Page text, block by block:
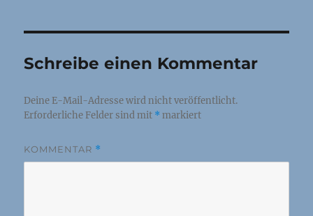
Schreibe einen Kommentar
Deine E-Mail-Adresse wird nicht veröffentlicht.
Erforderliche Felder sind mit * markiert
KOMMENTAR *